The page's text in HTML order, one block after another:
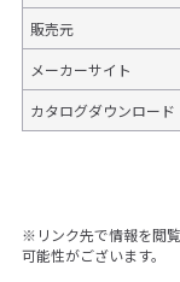
販売元
メーカーサイト
カタログダウンロード
※リンク先で情報を閲
可能性がございます。